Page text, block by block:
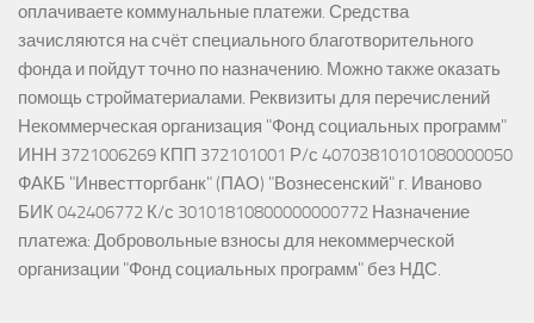
оплачиваете коммунальные платежи. Средства
зачисляются на счёт специального благотворительного
фонда и пойдут точно по назначению. Можно также оказать
помощь стройматериалами. Реквизиты для перечислений
Некоммерческая организация "Фонд социальных программ"
ИНН 3721006269 КПП 372101001 Р/с 40703810101080000050
ФАКБ "Инвестторгбанк" (ПАО) "Вознесенский" г. Иваново
БИК 042406772 К/с 30101810800000000772 Назначение
платежа: Добровольные взносы для некоммерческой
организации "Фонд социальных программ" без НДС.